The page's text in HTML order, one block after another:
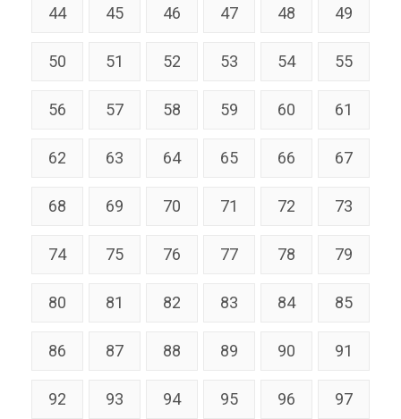
44 45 46 47 48 49
50 51 52 53 54 55
56 57 58 59 60 61
62 63 64 65 66 67
68 69 70 71 72 73
74 75 76 77 78 79
80 81 82 83 84 85
86 87 88 89 90 91
92 93 94 95 96 97